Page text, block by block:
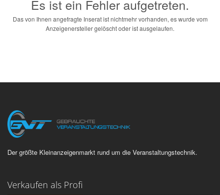
Es ist ein Fehler aufgetreten.
Das von Ihnen angefragte Inserat ist nichtmehr vorhanden, es wurde vom
Anzeigenersteller gelöscht oder ist ausgelaufen.
Der größte Kleinanzeigenmarkt rund um die Veranstaltungstechnik.
Verkaufen als Profi